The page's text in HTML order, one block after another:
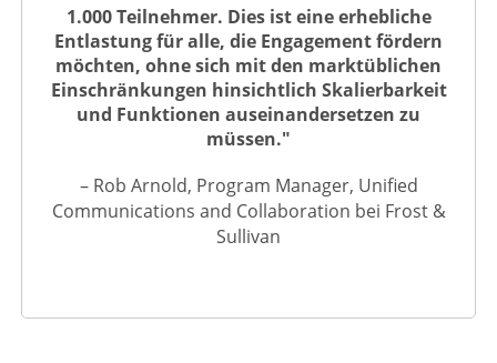
1.000 Teilnehmer. Dies ist eine erhebliche
Entlastung für alle, die Engagement fördern
möchten, ohne sich mit den marktüblichen
Einschränkungen hinsichtlich Skalierbarkeit
und Funktionen auseinandersetzen zu
müssen."
– Rob Arnold, Program Manager, Unified
Communications and Collaboration bei Frost &
Sullivan